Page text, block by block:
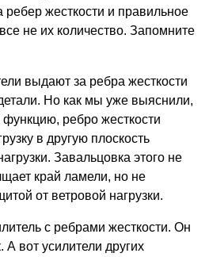
ребер жесткости и правильное
не их количество. Запомните
выдают за ребра жесткости
Но как мы уже выяснили,
ребро жесткости
в другую плоскость
Завальцовка этого не
край ламели, но не
от ветровой нагрузки.
с ребрами жесткости. Он
А вот усилители других